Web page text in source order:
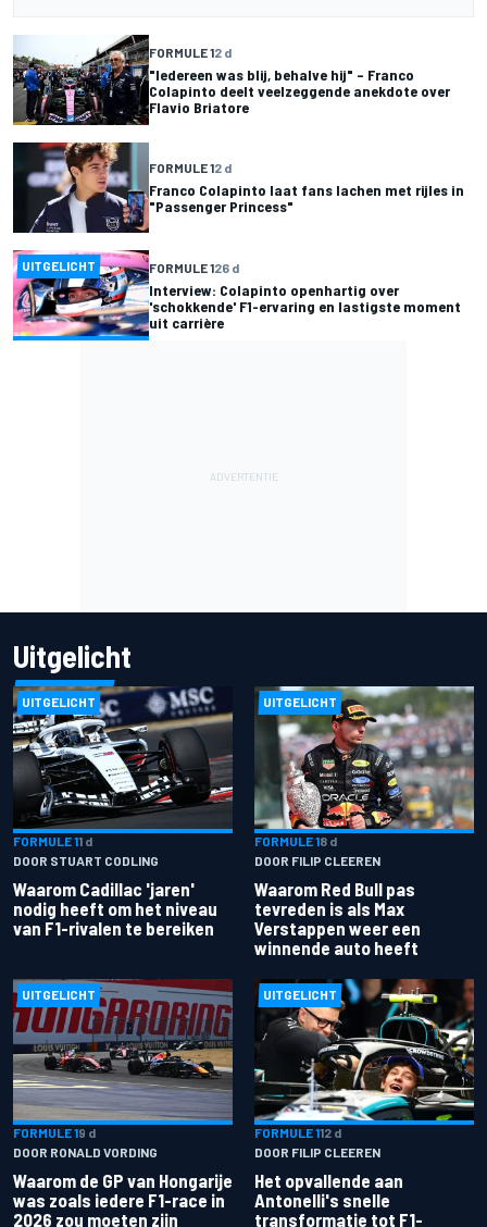
FORMULE 12 d
"Iedereen was blij, behalve hij" – Franco
Colapinto deelt veelzeggende anekdote over
Flavio Briatore
FORMULE 12 d
Franco Colapinto laat fans lachen met rijles in
"Passenger Princess"
UITGELICHT FORMULE 126 d
Interview: Colapinto openhartig over
'schokkende' F1-ervaring en lastigste moment
uit carrière
Uitgelicht
UITGELICHT
FORMULE 11 d
DOOR STUART CODLING
Waarom Cadillac 'jaren'
nodig heeft om het niveau
van F1-rivalen te bereiken
UITGELICHT
FORMULE 18 d
DOOR FILIP CLEEREN
Waarom Red Bull pas
tevreden is als Max
Verstappen weer een
winnende auto heeft
UITGELICHT
FORMULE 19 d
DOOR RONALD VORDING
Waarom de GP van Hongarije
was zoals iedere F1-race in
2026 zou moeten zijn
UITGELICHT
FORMULE 112 d
DOOR FILIP CLEEREN
Het opvallende aan
Antonelli's snelle
transformatie tot F1-